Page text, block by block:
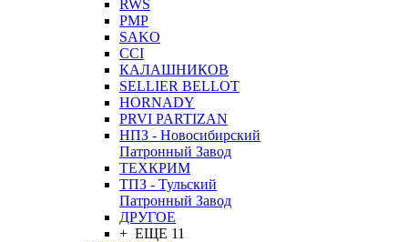
RWS
PMP
SAKO
CCI
КАЛАШНИКОВ
SELLIER BELLOT
HORNADY
PRVI PARTIZAN
НПЗ - Новосибирский
Патронный Завод
ТЕХКРИМ
ТПЗ - Тульский
Патронный Завод
ДРУГОЕ
+ ЕЩЕ 11